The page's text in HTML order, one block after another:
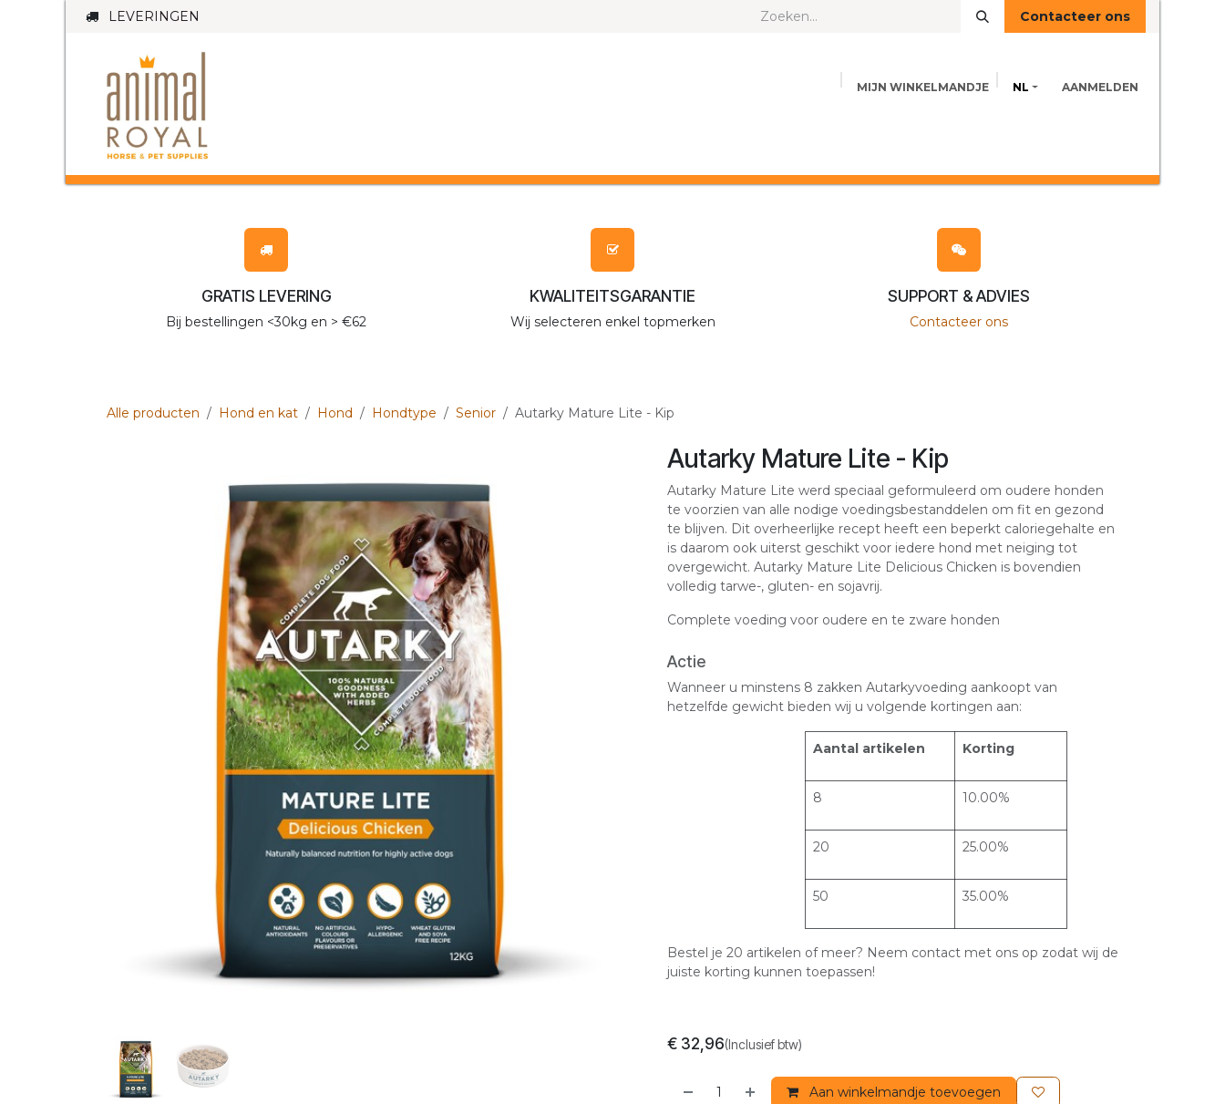
Overslaan naar inhoudLEVERINGEN Contacteer ons
MIJN WINKELMANDJE NL AANMELDEN
GRATIS LEVERING
Bij bestellingen <30kg en > €62
KWALITEITSGARANTIE
Wij selecteren enkel topmerken
SUPPORT & ADVIES
Contacteer ons
Alle producten Hond en kat Hond Hondtype Senior Autarky Mature Lite - Kip
Autarky Mature Lite - Kip
Autarky Mature Lite werd speciaal geformuleerd om oudere honden
te voorzien van alle nodige voedingsbestanddelen om fit en gezond
te blijven. Dit overheerlijke recept heeft een beperkt caloriegehalte en
is daarom ook uiterst geschikt voor iedere hond met neiging tot
overgewicht. Autarky Mature Lite Delicious Chicken is bovendien
volledig tarwe-, gluten- en sojavrij.
Complete voeding voor oudere en te zware honden
Actie
Wanneer u minstens 8 zakken Autarkyvoeding aankoopt van
hetzelfde gewicht bieden wij u volgende kortingen aan:
Aantal artikelen Korting
8 10.00%
20 25.00%
50 35.00%
Bestel je 20 artikelen of meer? Neem contact met ons op zodat wij de
juiste korting kunnen toepassen!
€ 32,96(Inclusief btw)
Aan winkelmandje toevoegen